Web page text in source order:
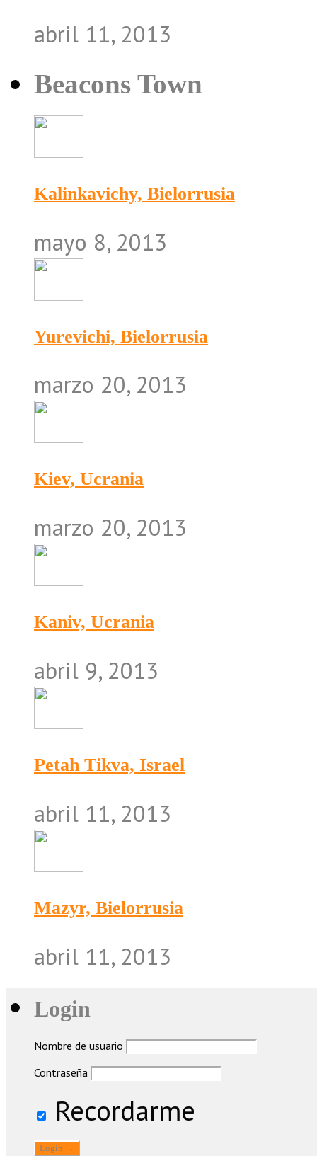
abril 11, 2013
Beacons Town
Kalinkavichy, Bielorrusia
mayo 8, 2013
Yurevichi, Bielorrusia
marzo 20, 2013
Kiev, Ucrania
marzo 20, 2013
Kaniv, Ucrania
abril 9, 2013
Petah Tikva, Israel
abril 11, 2013
Mazyr, Bielorrusia
abril 11, 2013
Login
Nombre de usuario
Contraseña
Recordarme